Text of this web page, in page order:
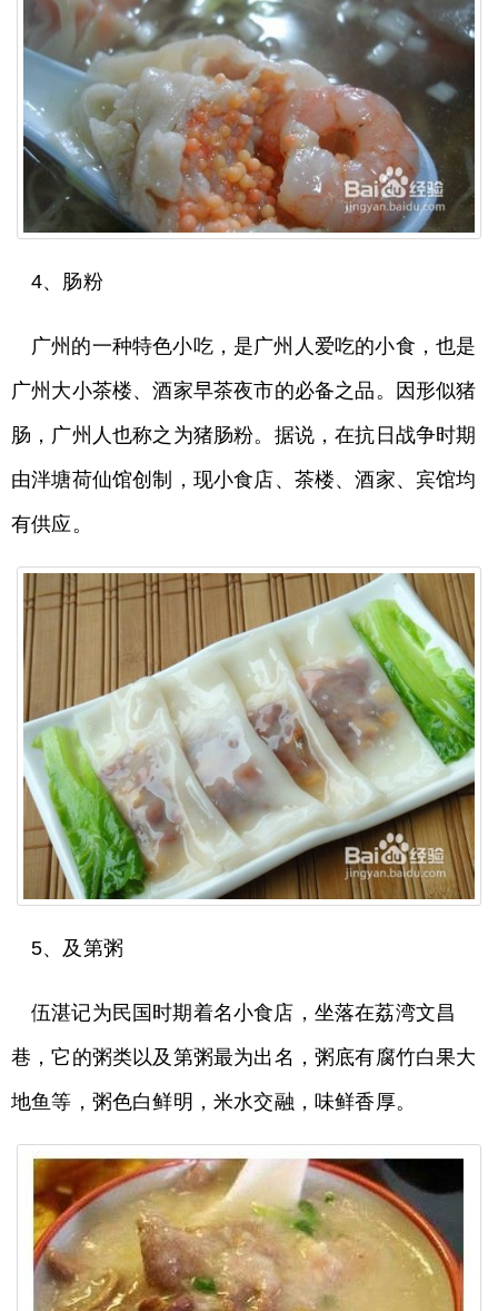
4、肠粉
广州的一种特色小吃，是广州人爱吃的小食，也是
广州大小茶楼、酒家早茶夜市的必备之品。因形似猪
肠，广州人也称之为猪肠粉。据说，在抗日战争时期
由泮塘荷仙馆创制，现小食店、茶楼、酒家、宾馆均
有供应。
5、及第粥
伍湛记为民国时期着名小食店，坐落在荔湾文昌
巷，它的粥类以及第粥最为出名，粥底有腐竹白果大
地鱼等，粥色白鲜明，米水交融，味鲜香厚。